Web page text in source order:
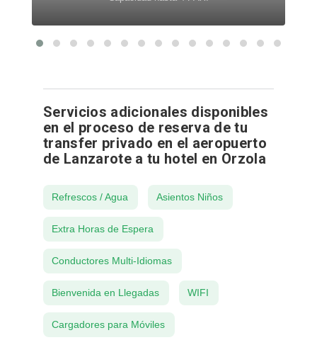
Servicios adicionales disponibles
en el proceso de reserva de tu
transfer privado en el aeropuerto
de Lanzarote a tu hotel en Orzola
Refrescos / Agua Asientos Niños
Extra Horas de Espera
Conductores Multi-Idiomas
Bienvenida en Llegadas WIFI
Cargadores para Móviles